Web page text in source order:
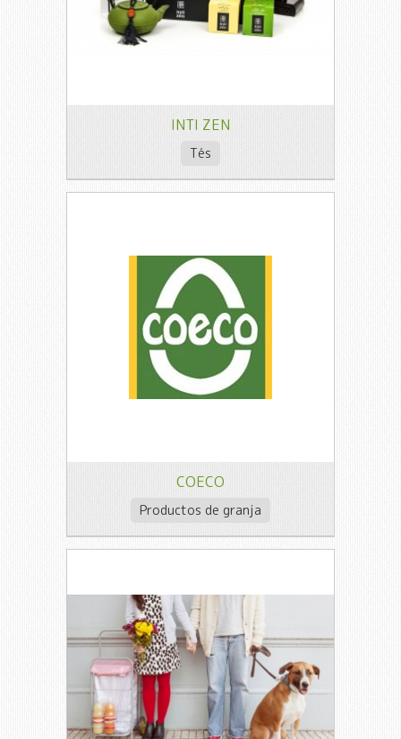
INTI ZEN
Tés
COECO
Productos de granja